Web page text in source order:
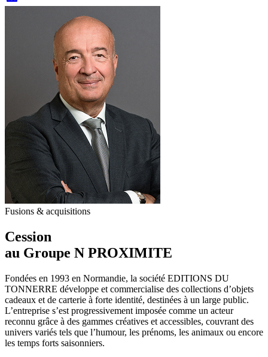
Fusions & acquisitions
Cession
au Groupe N PROXIMITE
Fondées en 1993 en Normandie, la société EDITIONS DU
TONNERRE développe et commercialise des collections d’objets
cadeaux et de carterie à forte identité, destinées à un large public.
L’entreprise s’est progressivement imposée comme un acteur
reconnu grâce à des gammes créatives et accessibles, couvrant des
univers variés tels que l’humour, les prénoms, les animaux ou encore
les temps forts saisonniers.